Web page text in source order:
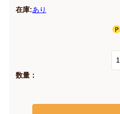
在庫:あり
数量：